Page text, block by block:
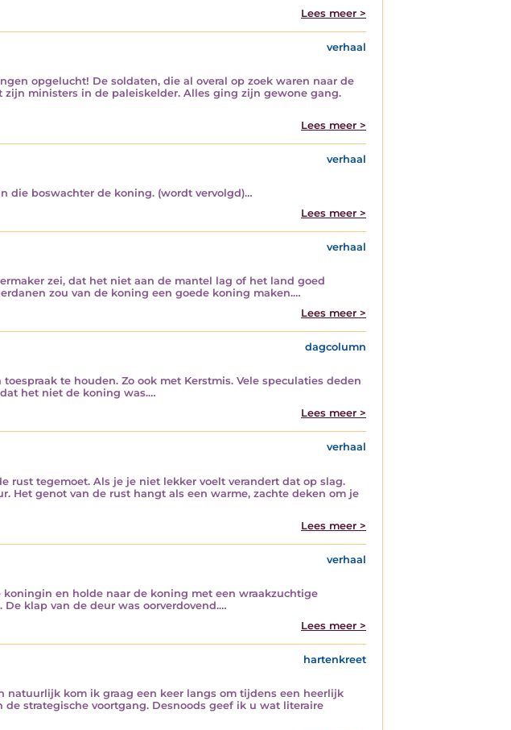
Lees meer >
verhaal
opgelucht! De soldaten, die al overal op zoek waren naar de
ministers in de paleiskelder. Alles ging zijn gewone gang.
Lees meer >
verhaal
die boswachter de koning. (wordt vervolgd)…
Lees meer >
verhaal
zei, dat het niet aan de mantel lag of het land goed
zou van de koning een goede koning maken.…
Lees meer >
dagcolumn
te houden. Zo ook met Kerstmis. Vele speculaties deden
het niet de koning was.…
Lees meer >
verhaal
rust tegemoet. Als je je niet lekker voelt verandert dat op slag.
Het genot van de rust hangt als een warme, zachte deken om je
Lees meer >
verhaal
en holde naar de koning met een wraakzuchtige
De klap van de deur was oorverdovend.…
Lees meer >
hartenkreet
natuurlijk kom ik graag een keer langs om tijdens een heerlijk
strategische voortgang. Desnoods geef ik u wat literaire